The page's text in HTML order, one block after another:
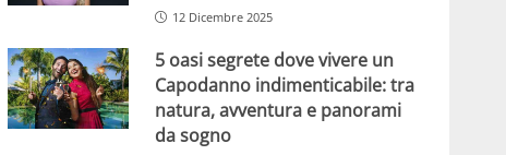
12 Dicembre 2025
5 oasi segrete dove vivere un
Capodanno indimenticabile: tra
natura, avventura e panorami
da sogno